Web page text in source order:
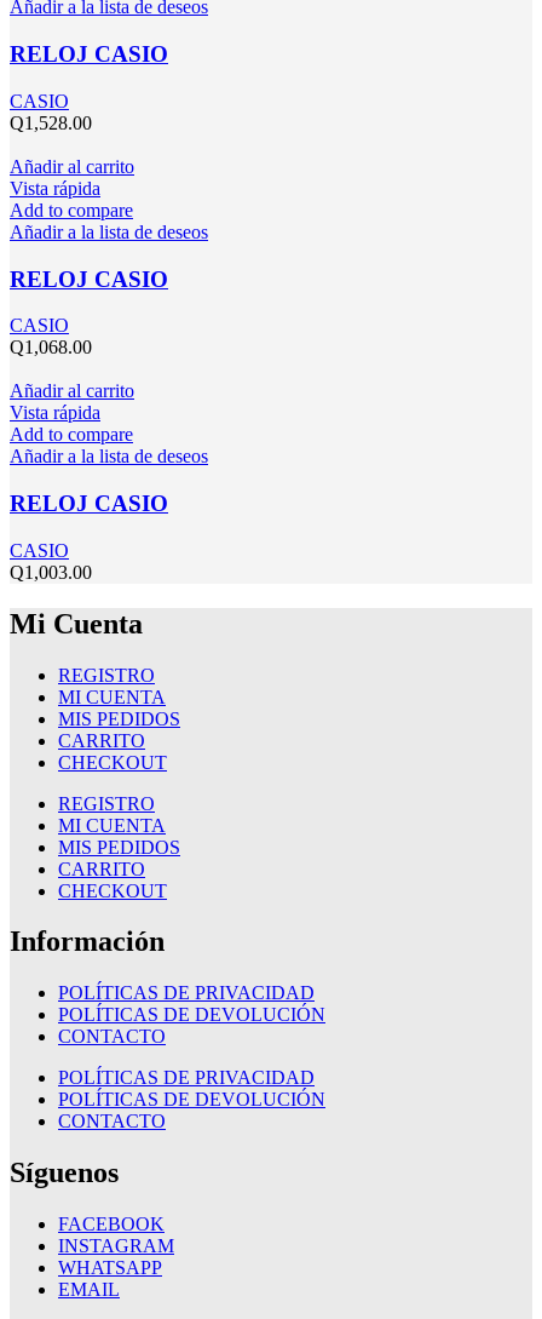
Añadir a la lista de deseos
RELOJ CASIO
CASIO
Q1,528.00
Añadir al carrito
Vista rápida
Add to compare
Añadir a la lista de deseos
RELOJ CASIO
CASIO
Q1,068.00
Añadir al carrito
Vista rápida
Add to compare
Añadir a la lista de deseos
RELOJ CASIO
CASIO
Q1,003.00
Mi Cuenta
REGISTRO
MI CUENTA
MIS PEDIDOS
CARRITO
CHECKOUT
REGISTRO
MI CUENTA
MIS PEDIDOS
CARRITO
CHECKOUT
Información
POLÍTICAS DE PRIVACIDAD
POLÍTICAS DE DEVOLUCIÓN
CONTACTO
POLÍTICAS DE PRIVACIDAD
POLÍTICAS DE DEVOLUCIÓN
CONTACTO
Síguenos
FACEBOOK
INSTAGRAM
WHATSAPP
EMAIL